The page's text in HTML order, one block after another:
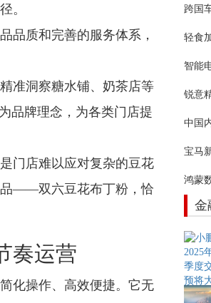
。
品质和完善的服务体系，
准洞察糖水铺、奶茶店等
品牌理念，为各类门店提
门店难以应对复杂的豆花
品——双六豆花布丁粉，恰
奏运营
化操作、高效便捷。它无
跨国
轻食
智能
锐意
中国
宝马
鸿蒙
金